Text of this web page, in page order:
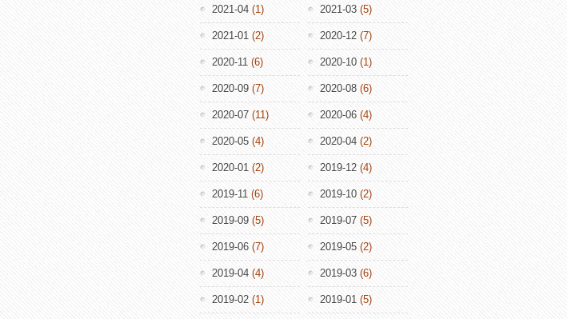
2021-04 (1) 2021-03 (5)
2021-01 (2) 2020-12 (7)
2020-11 (6) 2020-10 (1)
2020-09 (7) 2020-08 (6)
2020-07 (11) 2020-06 (4)
2020-05 (4) 2020-04 (2)
2020-01 (2) 2019-12 (4)
2019-11 (6) 2019-10 (2)
2019-09 (5) 2019-07 (5)
2019-06 (7) 2019-05 (2)
2019-04 (4) 2019-03 (6)
2019-02 (1) 2019-01 (5)